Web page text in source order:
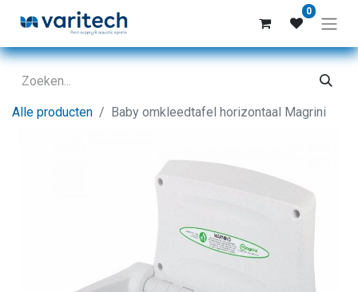
0
Alle producten Baby omkleedtafel horizontaal Magrini